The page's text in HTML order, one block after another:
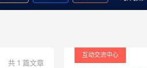
共 1 篇文章
互动交流中心